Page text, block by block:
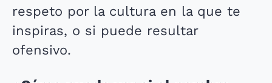
respeto por la cultura en la que te
inspiras, o si puede resultar
ofensivo.